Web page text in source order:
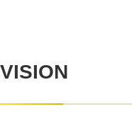
VISION